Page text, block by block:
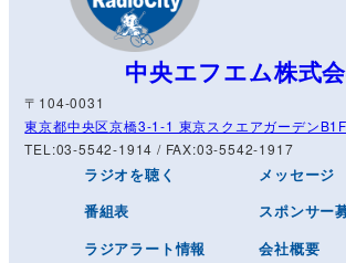
中央エフエム株式
〒104-0031
東京都中央区京橋3-1-1 東京スクエアガーデンB1F
TEL:03-5542-1914 / FAX:03-5542-1917
ラジオを聴く
番組表
ラジアラート情報
メッセージ
スポンサー
会社概要